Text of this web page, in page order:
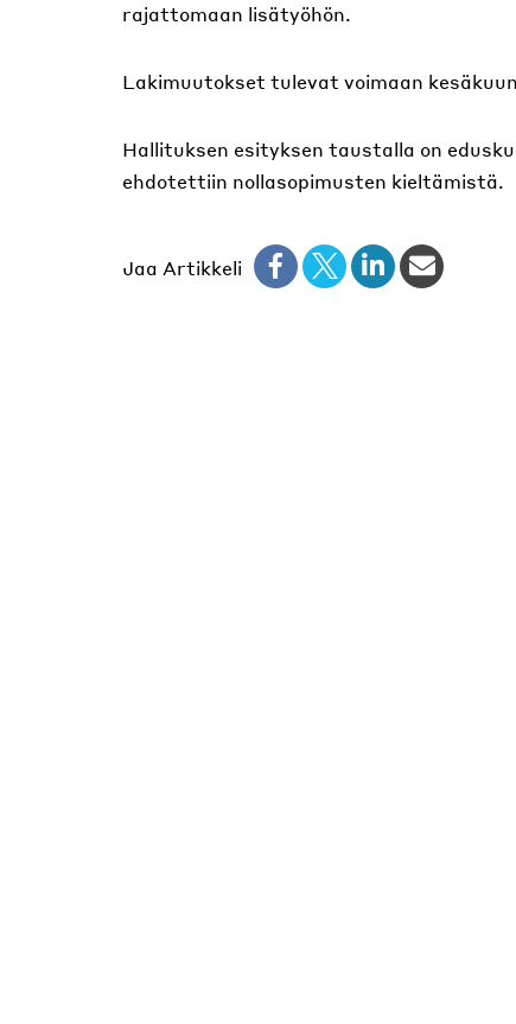
rajattomaan lisätyöhön.
Lakimuutokset tulevat voimaan
Hallituksen esityksen taustalla on
ehdotettiin nollasopimusten kieltämistä.
Jaa Artikkeli